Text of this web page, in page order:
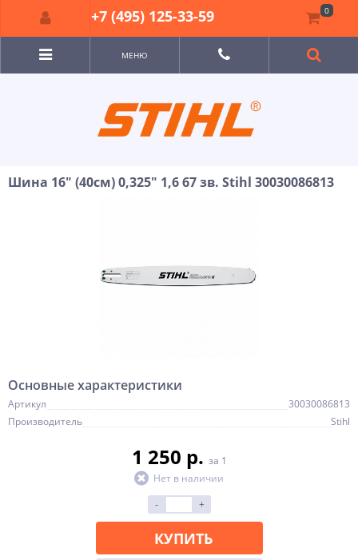
МЕНЮ
Шина 16" (40см) 0,325" 1,6 67 зв. Stihl 30030086813
Основные характеристики
Артикул
30030086813
Производитель
Stihl
1 250 p. за 1
Нет в наличии
-
+
КУПИТЬ
+7 (495) 125-33-59 0